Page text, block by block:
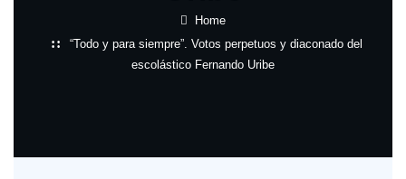
Home
“Todo y para siempre”. Votos perpetuos y diaconado del
escolástico Fernando Uribe